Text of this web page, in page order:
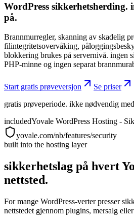
WordPress sikkerhetsherding.
på.
Brannmurregler, skanning av skadelig
filintegritetsovervåking,
blokkering brukes på servernivå. ingen
PHP-minne og ingen separat
Start gratis prøveversjon
Se priser
gratis prøveperiode. ikke nødvendig
includedYovale WordPress Hosting -
yovale.com/nb/features/security
built into the hosting layer
sikkerhetslag på hvert
nettsted.
For mange WordPress-verter presser
nettstedet gjennom plugins, mersalg